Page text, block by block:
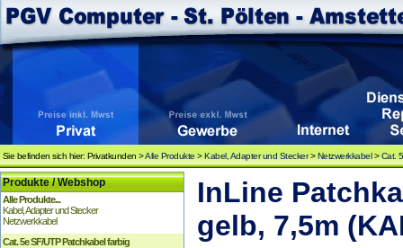
Sie befinden sich hier: Privatkunden >Alle Produkte >Kabel, Adapter und Stecker>Netzwerkkabel>Cat.
Produkte / Webshop
Alle Produkte...
Kabel, Adapter und Stecker
Netzwerkkabel
Cat. 5e SF/UTP Patchkabel farbig
InLine
gelb, 7,5m